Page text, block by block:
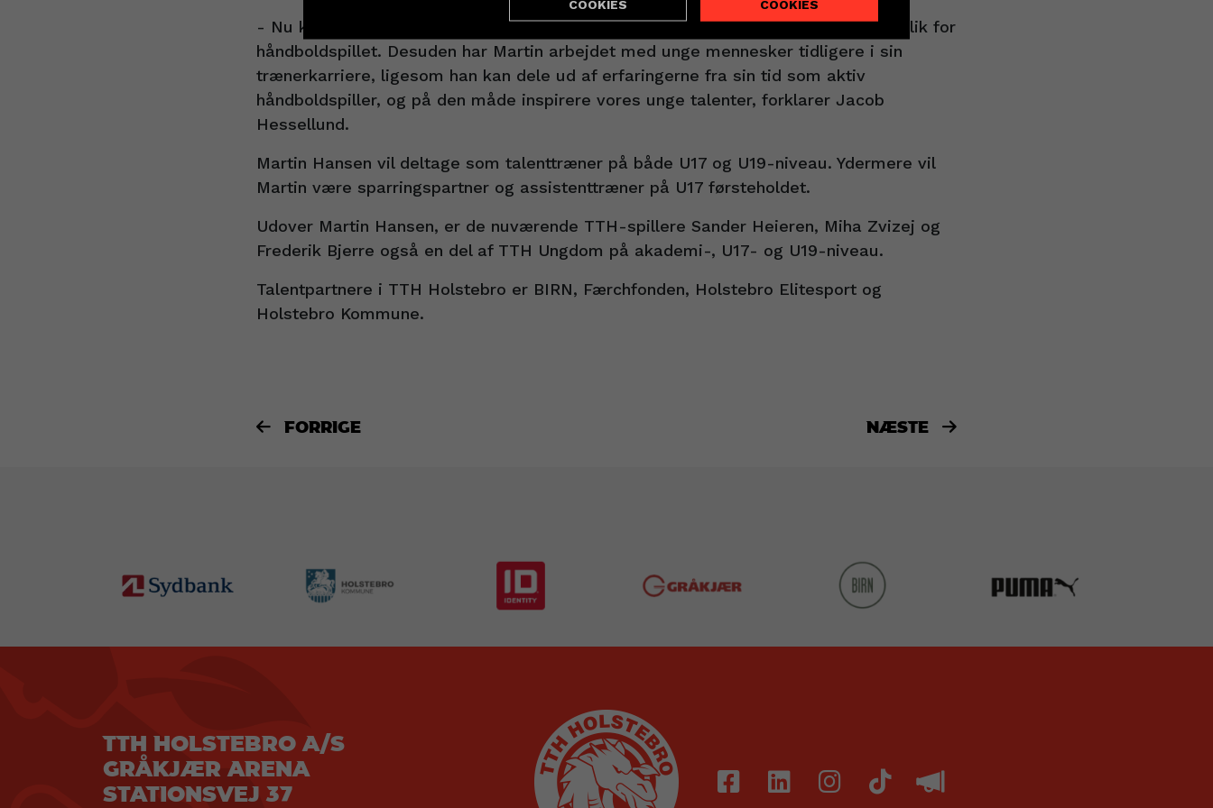
- Nu kender jeg Martin fra tidligere, og han har en masse gode ideer og et godt blik for
håndboldspillet. Desuden har Martin arbejdet med unge mennesker tidligere i sin
trænerkarriere, ligesom han kan dele ud af erfaringerne fra sin tid som aktiv
håndboldspiller, og på den måde inspirere vores unge talenter, forklarer Jacob
Hessellund.
Martin Hansen vil deltage som talenttræner på både U17 og U19-niveau. Ydermere vil
Martin være sparringspartner og assistenttræner på U17 førsteholdet.
Udover Martin Hansen, er de nuværende TTH-spillere Sander Heieren, Miha Zvizej og
Frederik Bjerre også en del af TTH Ungdom på akademi-, U17- og U19-niveau.
Talentpartnere i TTH Holstebro er BIRN, Færchfonden, Holstebro Elitesport og
Holstebro Kommune.
 FORRIGE NÆSTE 
TTH HOLSTEBRO A/S
GRÅKJÆR ARENA
STATIONSVEJ 37
COOKIES
COOKIES